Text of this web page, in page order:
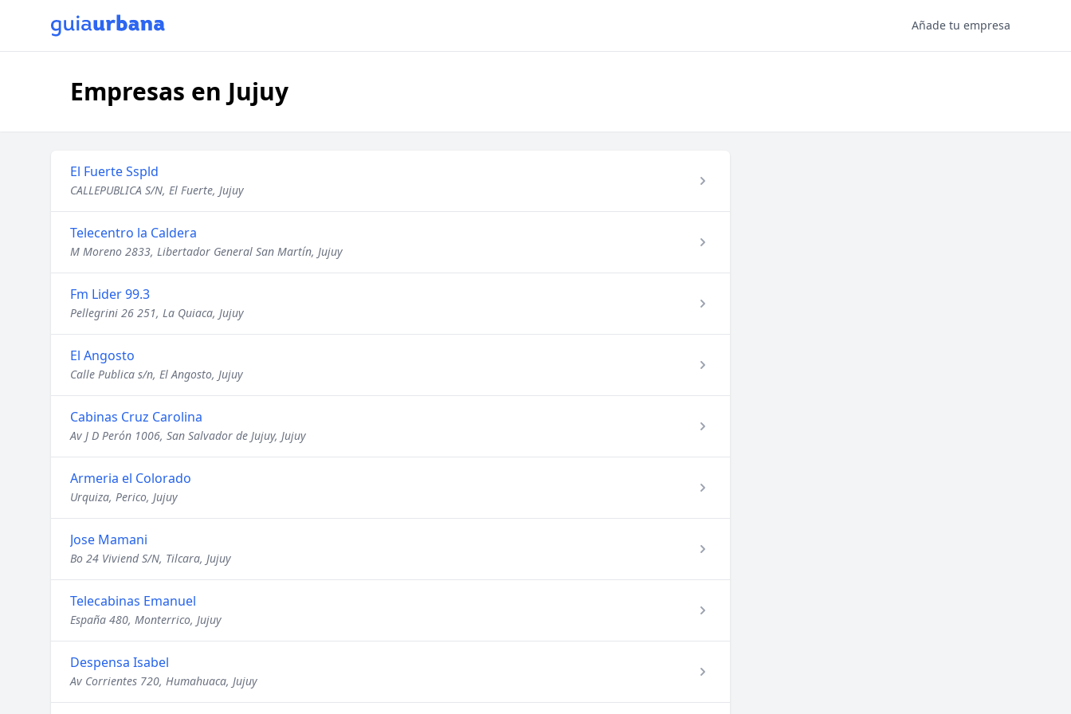
Añade tu empresa
Empresas en Jujuy
El Fuerte Sspld
CALLEPUBLICA S/N, El Fuerte, Jujuy
Telecentro la Caldera
M Moreno 2833, Libertador General San Martín, Jujuy
Fm Lider 99.3
Pellegrini 26 251, La Quiaca, Jujuy
El Angosto
Calle Publica s/n, El Angosto, Jujuy
Cabinas Cruz Carolina
Av J D Perón 1006, San Salvador de Jujuy, Jujuy
Armeria el Colorado
Urquiza, Perico, Jujuy
Jose Mamani
Bo 24 Viviend S/N, Tilcara, Jujuy
Telecabinas Emanuel
España 480, Monterrico, Jujuy
Despensa Isabel
Av Corrientes 720, Humahuaca, Jujuy